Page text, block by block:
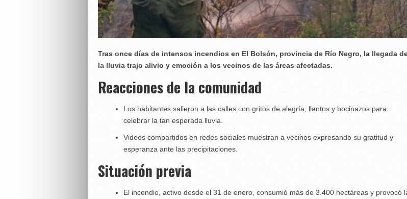
Tras once días de intensos incendios en El Bolsón, provincia de Río Negro, la llegada
la lluvia trajo alivio y emoción a los vecinos de las áreas afectadas.
Reacciones de la comunidad
Los habitantes salieron a las calles con gritos de alegría, llantos y bocinazos para
celebrar la tan esperada lluvia.
Videos compartidos en redes sociales muestran a vecinos expresando su gratitud y
esperanza ante las precipitaciones.
Situación previa
El incendio, activo desde el 31 de enero, consumió más de 3.400 hectáreas y provocó